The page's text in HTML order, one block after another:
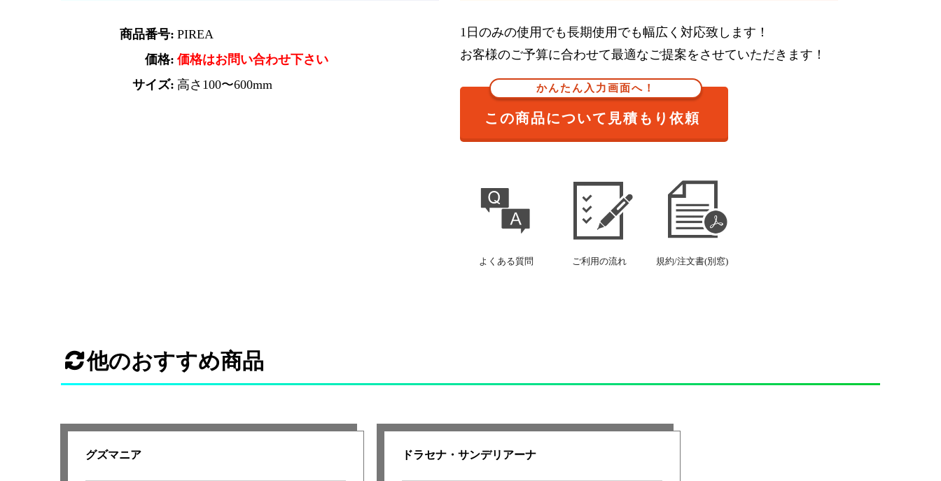
商品番号: PIREA
価格: 価格はお問い合わせ下さい
サイズ: 高さ100〜600mm
1日のみの使用でも長期使用でも幅広く対応致します！
お客様のご予算に合わせて最適なご提案をさせていただきます！
かんたん入力画面へ！
この商品について見積もり依頼
よくある質問 ご利用の流れ 規約/注文書(別窓)
他のおすすめ商品
グズマニア ドラセナ・サンデリアーナ